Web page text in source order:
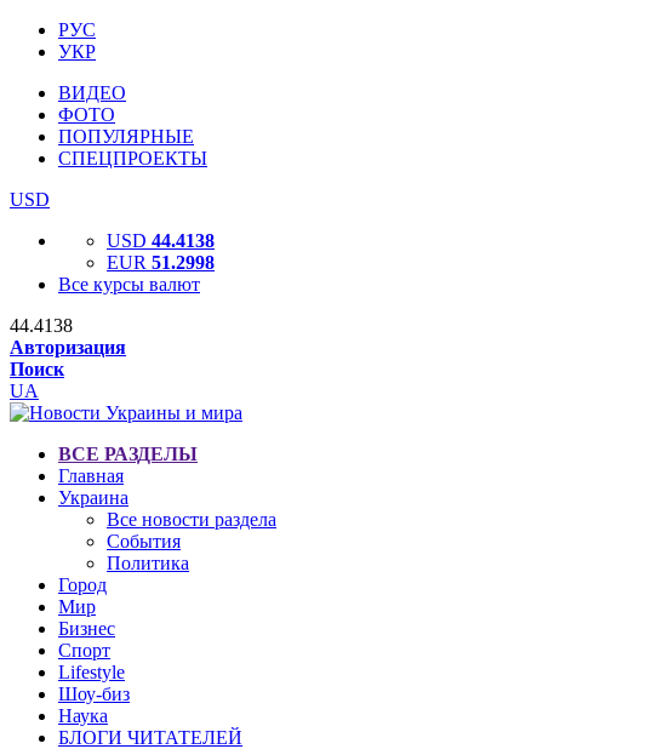
РУС
УКР
ВИДЕО
ФОТО
ПОПУЛЯРНЫЕ
СПЕЦПРОЕКТЫ
USD
USD 44.4138
EUR 51.2998
Все курсы валют
44.4138
Авторизация
Поиск
UA
ВСЕ РАЗДЕЛЫ
Главная
Украина
Все новости раздела
События
Политика
Город
Мир
Бизнес
Спорт
Lifestyle
Шоу-биз
Наука
БЛОГИ ЧИТАТЕЛЕЙ